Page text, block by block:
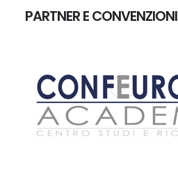
PARTNER E CONVENZIONI